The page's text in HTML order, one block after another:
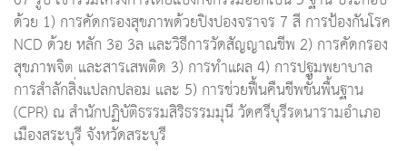
ด้วย 1) การคัดกรองสุขภาพด้วยปิงปองจราจร 7 สี การป้องกันโรค
NCD ด้วย หลัก 3อ 3ล และวิธีการวัดสัญญาณชีพ 2) การคัดกรอง
สุขภาพจิต และสารเสพติด 3) การทำแผล 4) การปฐมพยาบาล
การสำลักสิ่งแปลกปลอม และ 5) การช่วยฟื้นคืนชีพขั้นพื้นฐาน
(CPR) ณ สำนักปฏิบัติธรรมสิริธรรมมุนี วัดศรีบุรีรตนารามอำเภอ
เมืองสระบุรี จังหวัดสระบุรี